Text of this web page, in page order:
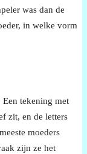
was dan de
in welke vorm
tekening met
zit, en de letters
moeders
zijn ze het